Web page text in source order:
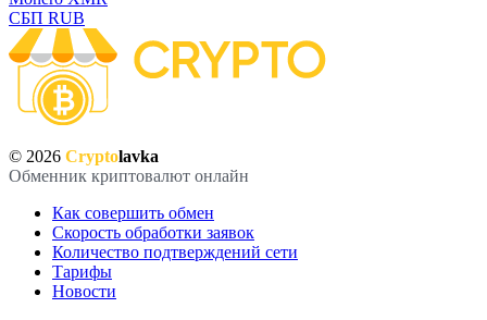
СБП RUB
© 2026 Cryptolavka
Обменник криптовалют онлайн
Как совершить обмен
Скорость обработки заявок
Количество подтверждений сети
Тарифы
Новости